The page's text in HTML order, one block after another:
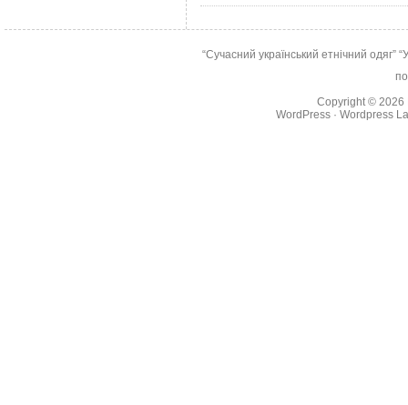
“Сучасний український етнічний одяг”
Copyright © 2026
WordPress· Wordpress